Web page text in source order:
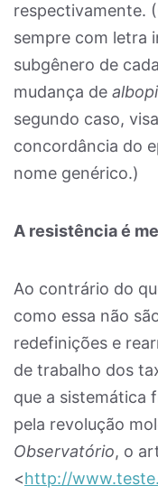
respectivamente.
sempre com letra
subgênero de
mudança de
segundo caso,
concordância do
nome genérico.)
A resistência é
Ao contrário do
como essa não
redefinições e
de trabalho dos
que a sistemática
pela revolução
Observatório, o
<http://